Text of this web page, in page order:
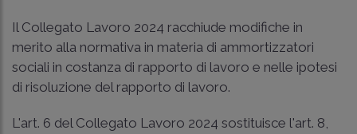
Il Collegato Lavoro 2024 racchiude modifiche in
merito alla normativa in materia di ammortizzatori
sociali in costanza di rapporto di lavoro e nelle ipotesi
di risoluzione del rapporto di lavoro.
L'art. 6 del Collegato Lavoro 2024 sostituisce l'art. 8,